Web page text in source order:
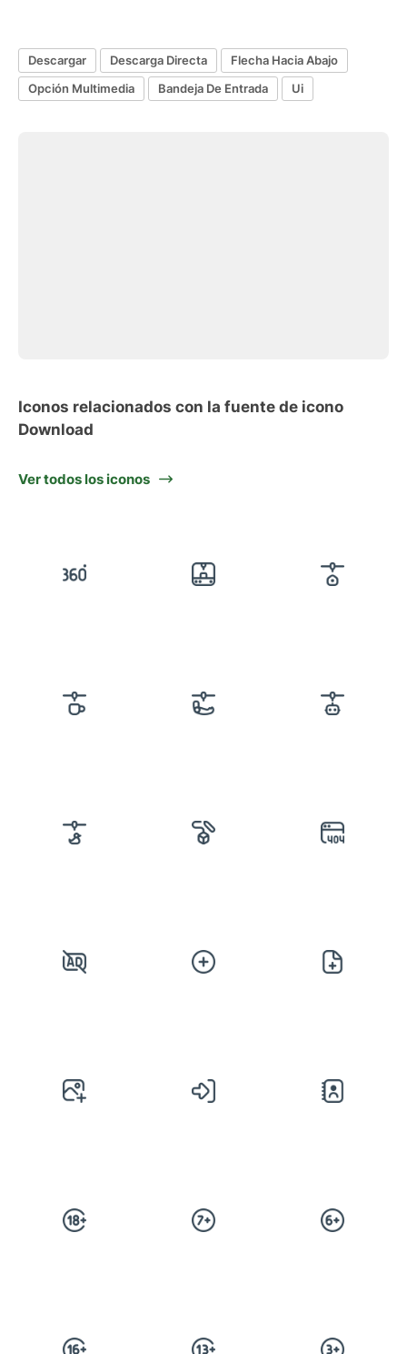
Descargar Descarga Directa
Flecha Hacia Abajo
Opción Multimedia
Bandeja De Entrada Ui
Iconos relacionados con la fuente de icono
Download
Ver todos los iconos